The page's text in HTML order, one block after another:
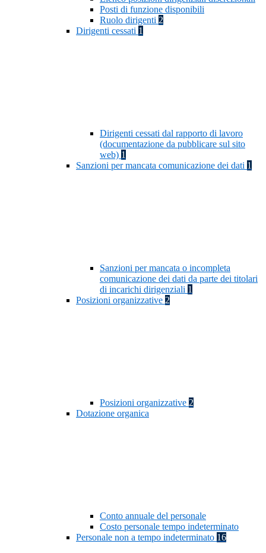
Posti di funzione disponibili
Ruolo dirigenti 2
Dirigenti cessati 1
Dirigenti cessati dal rapporto di lavoro
(documentazione da pubblicare sul sito
web) 1
Sanzioni per mancata comunicazione dei dati 1
Sanzioni per mancata o incompleta
comunicazione dei dati da parte dei titolari
di incarichi dirigenziali 1
Posizioni organizzative 2
Posizioni organizzative 2
Dotazione organica
Conto annuale del personale
Costo personale tempo indeterminato
Personale non a tempo indeterminato 16